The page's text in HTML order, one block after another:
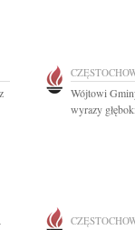
Wójtowi
wyrazy